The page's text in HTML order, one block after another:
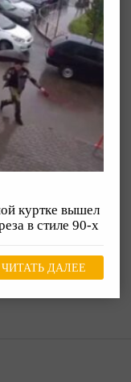
куртке вышел
в стиле 90-х
ЧИТАТЬ ДАЛЕЕ